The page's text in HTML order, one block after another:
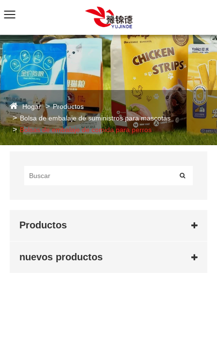
Hogar
Productos
Bolsa de embalaje de suministros para mascotas
Bolsas de embalaje de comida para perros
Productos
nuevos productos